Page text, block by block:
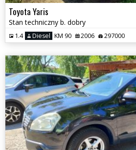
Toyota Yaris
Stan techniczny b. dobry
1.4 Diesel KM 90 2006 297000